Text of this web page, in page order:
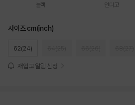
블랙 인디고
사이즈 cm(inch)
62(24)
재입고 알림 신청